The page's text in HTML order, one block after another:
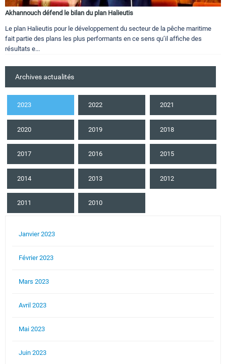
Akhannouch défend le bilan du plan Halieutis
Le plan Halieutis pour le développement du secteur de la pêche maritime
fait partie des plans les plus performants en ce sens qu’il affiche des
résultats e...
Archives actualités
2023 2022 2021
2020 2019 2018
2017 2016 2015
2014 2013 2012
2011 2010
Janvier 2023
Février 2023
Mars 2023
Avril 2023
Mai 2023
Juin 2023